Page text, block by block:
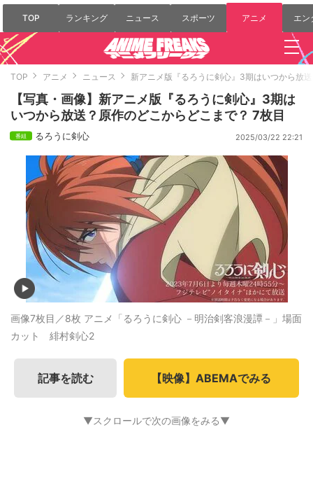
TOP ランキング ニュース スポーツ アニメ エン
TOP アニメ ニュース 新アニメ版『るろうに剣心』3期はいつから放
【写真・画像】新アニメ版『るろうに剣心』3期は
いつから放送？原作のどこからどこまで？ 7枚目
るろうに剣心 2025/03/22 22:21
画像7枚目／8枚 アニメ「るろうに剣心 －明治剣客浪漫譚－」場面
カット 緋村剣心2
記事を読む 【映像】ABEMAでみる
▼スクロールで次の画像をみる▼